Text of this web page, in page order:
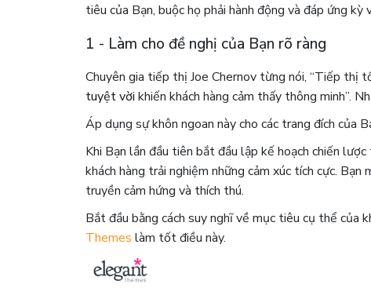
tiêu của Bạn, buộc họ phải hành động và đáp ứng kỳ
1 - Làm cho đề nghị của Bạn rõ ràng
Chuyên gia tiếp thị Joe Chernov từng nói, “Tiếp thị
tuyệt vờikhiến khách hàng cảm thấy thông minh”.
Áp dụng sự khôn ngoan này cho các trang đích của
Khi Bạn lần đầu tiên bắt đầu lập kế hoạch chiến
khách hàng trải nghiệm những cảm xúc tích cực.
truyền cảm hứng và thích thú.
Bắt đầu bằng cách suy nghĩ về mục tiêu cụ thể của
Themes làm tốt điều này.